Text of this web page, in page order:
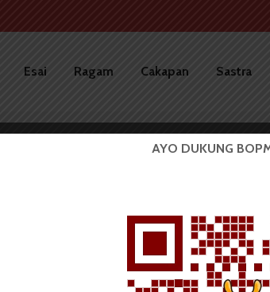
Esai Ragam Cakapan Sastra
AYO DUKUNG